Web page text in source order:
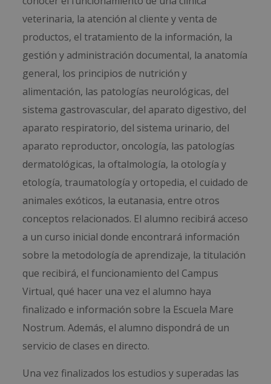
veterinaria, la atención al cliente y venta de
productos, el tratamiento de la información, la
gestión y administración documental, la anatomía
general, los principios de nutrición y
alimentación, las patologías neurológicas, del
sistema gastrovascular, del aparato digestivo, del
aparato respiratorio, del sistema urinario, del
aparato reproductor, oncología, las patologías
dermatológicas, la oftalmología, la otología y
etología, traumatología y ortopedia, el cuidado de
animales exóticos, la eutanasia, entre otros
conceptos relacionados. El alumno recibirá acceso
a un curso inicial donde encontrará información
sobre la metodología de aprendizaje, la titulación
que recibirá, el funcionamiento del Campus
Virtual, qué hacer una vez el alumno haya
finalizado e información sobre la Escuela Mare
Nostrum. Además, el alumno dispondrá de un
servicio de clases en directo.
Una vez finalizados los estudios y superadas las